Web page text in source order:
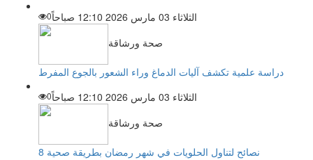
الثلاثاء 03 مارس 2026 12:10 صباحاً
0
صحة ورشاقة
دراسة علمية تكشف آليات الدماغ وراء الشعور بالجوع المفرط
الثلاثاء 03 مارس 2026 12:10 صباحاً
0
صحة ورشاقة
8 نصائح لتناول الحلويات في شهر رمضان بطريقة صحية